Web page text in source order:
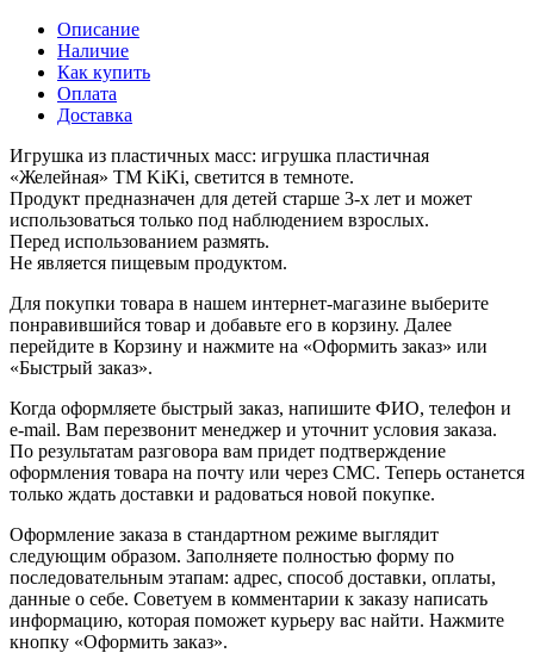
Описание
Наличие
Как купить
Оплата
Доставка
Игрушка из пластичных масс: игрушка пластичная
«Желейная» ТМ KiKi, светится в темноте.
Продукт предназначен для детей старше 3-х лет и может
использоваться только под наблюдением взрослых.
Перед использованием размять.
Не является пищевым продуктом.
Для покупки товара в нашем интернет-магазине выберите
понравившийся товар и добавьте его в корзину. Далее
перейдите в Корзину и нажмите на «Оформить заказ» или
«Быстрый заказ».
Когда оформляете быстрый заказ, напишите ФИО, телефон и
e-mail. Вам перезвонит менеджер и уточнит условия заказа.
По результатам разговора вам придет подтверждение
оформления товара на почту или через СМС. Теперь останется
только ждать доставки и радоваться новой покупке.
Оформление заказа в стандартном режиме выглядит
следующим образом. Заполняете полностью форму по
последовательным этапам: адрес, способ доставки, оплаты,
данные о себе. Советуем в комментарии к заказу написать
информацию, которая поможет курьеру вас найти. Нажмите
кнопку «Оформить заказ».